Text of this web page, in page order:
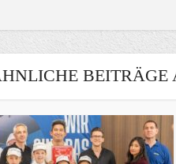
BEITRÄGE